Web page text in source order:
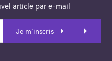
article par e-mail
Je m'inscris